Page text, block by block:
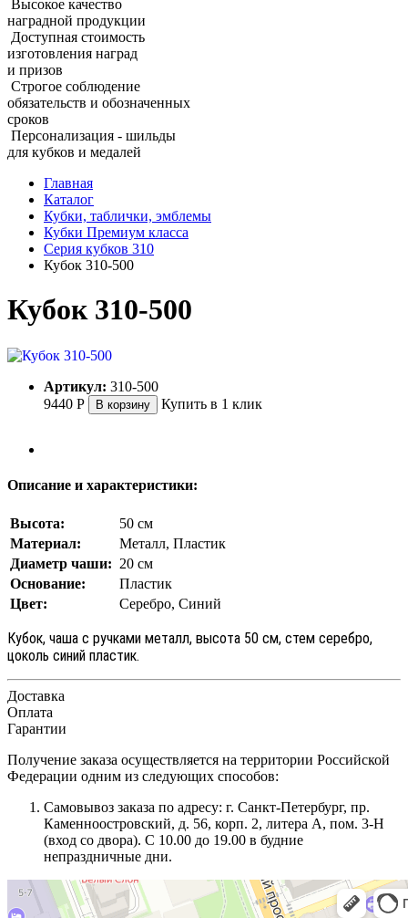
Высокое качество
наградной продукции
Доступная стоимость
изготовления наград
и призов
Строгое соблюдение
обязательств и обозначенных
сроков
Персонализация - шильды
для кубков и медалей
Главная
Каталог
Кубки, таблички, эмблемы
Кубки Премиум класса
Серия кубков 310
Кубок 310‑500
Кубок 310‑500
Артикул: 310-500
9440 Р В корзину Купить в 1 клик
Описание и характеристики:
Высота:
50 см
Материал:
Металл, Пластик
Диаметр чаши: 20 см
Основание:
Пластик
Цвет:
Серебро, Синий
Кубок, чаша с ручками металл, высота 50 см, стем серебро,
цоколь синий пластик.
Доставка
Оплата
Гарантии
Получение заказа осуществляется на территории Российской
Федерации одним из следующих способов:
Самовывоз заказа по адресу: г. Санкт-Петербург, пр.
Каменноостровский, д. 56, корп. 2, литера А, пом. 3-Н
(вход со двора). С 10.00 до 19.00 в будние
непраздничные дни.